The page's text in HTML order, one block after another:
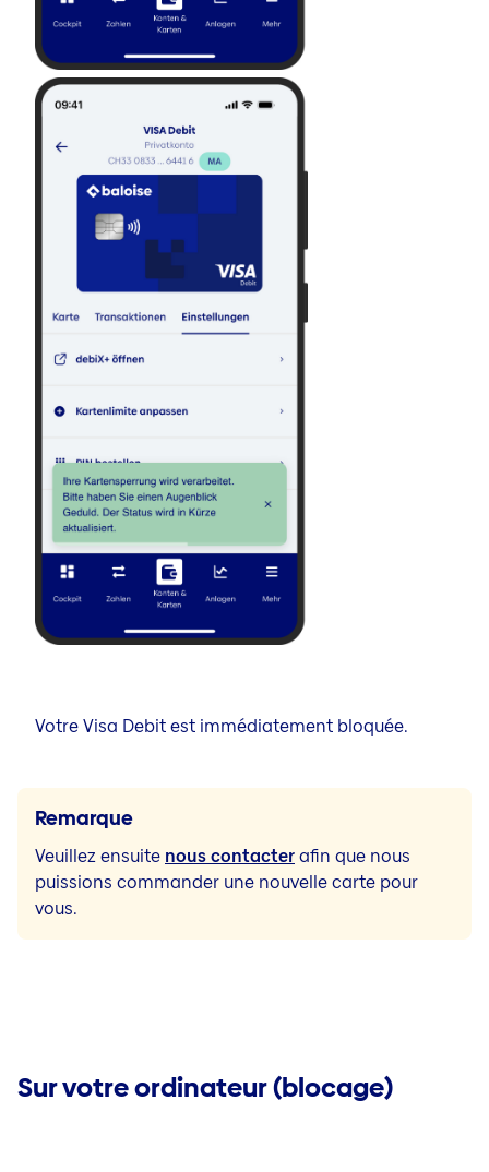
Votre Visa Debit est immédiatement bloquée.
Remarque
Veuillez ensuite nous contacterafin que nous
puissions commander une nouvelle carte pour
vous.
Sur votre ordinateur (blocage)